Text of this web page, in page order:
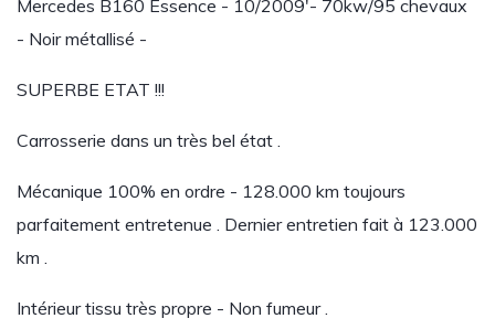
Mercedes B160 Essence - 10/2009'- 70kw/95 chevaux
- Noir métallisé -
SUPERBE ETAT !!!
Carrosserie dans un très bel état .
Mécanique 100% en ordre - 128.000 km toujours
parfaitement entretenue . Dernier entretien fait à 123.000
km .
Intérieur tissu très propre - Non fumeur .